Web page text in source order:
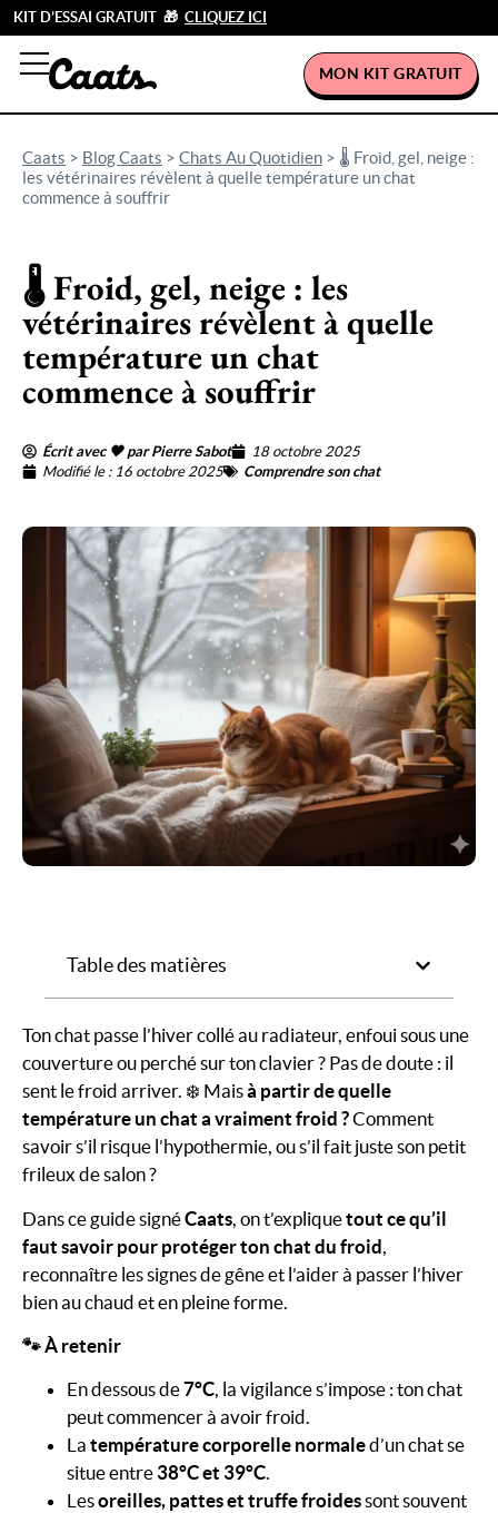
KIT D’ESSAI GRATUIT 🎁 CLIQUEZ ICI
MON KIT GRATUIT
Caats > Blog Caats > Chats Au Quotidien > 🌡️ Froid, gel, neige :
les vétérinaires révèlent à quelle température un chat
commence à souffrir
🌡️ Froid, gel, neige : les
vétérinaires révèlent à quelle
température un chat
commence à souffrir
Écrit avec 🖤 par Pierre Sabot
18 octobre 2025
Modifié le : 16 octobre 2025
Comprendre son chat
Table des matières
Ton chat passe l’hiver collé au radiateur, enfoui sous une
couverture ou perché sur ton clavier ? Pas de doute : il
sent le froid arriver. ❄️ Maisà partir de quelle
température un chat a vraiment froid ?Comment
savoir s’il risque l’hypothermie, ou s’il fait juste son petit
frileux de salon ?
Dans ce guide signéCaats , on t’expliquetout ce qu’il
faut savoir pour protéger ton chat du froid
reconnaître les signes de gêne et l’aider à passer l’hiver
bien au chaud et en pleine forme.
🐾 À retenir
En dessous de7°C, la vigilance s’impose : ton chat
peut commencer à avoir froid.
La température corporelle normaled’un chat se
situe entre 38°C et 39°C.
Lesoreilles, pattes et truffe froidessont souvent